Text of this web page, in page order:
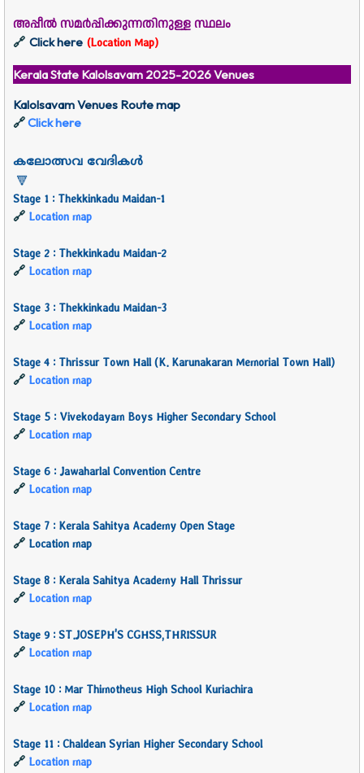
അപ്പീൽ സമർപ്പിക്കുന്നതിനുള്ള സ്ഥലം
🔗 Click here (Location Map)
Kerala State Kalolsavam 2025-2026 Venues
Kalolsavam Venues Route map
🔗 Click here
കലോത്സവ വേദികൾ
🔻
Stage 1 : Thekkinkadu Maidan-1
🔗 Location map
Stage 2 : Thekkinkadu Maidan-2
🔗 Location map
Stage 3 : Thekkinkadu Maidan-3
🔗 Location map
Stage 4 : Thrissur Town Hall (K. Karunakaran Memorial Town Hall)
🔗 Location map
Stage 5 : Vivekodayam Boys Higher Secondary School
🔗 Location map
Stage 6 : Jawaharlal Convention Centre
🔗 Location map
Stage 7 : Kerala Sahitya Academy Open Stage
🔗 Location map
Stage 8 : Kerala Sahitya Academy Hall Thrissur
🔗 Location map
Stage 9 : ST.JOSEPH'S CGHSS,THRISSUR
🔗 Location map
Stage 10 : Mar Thimotheus High School Kuriachira
🔗 Location map
Stage 11 : Chaldean Syrian Higher Secondary School
🔗 Location map